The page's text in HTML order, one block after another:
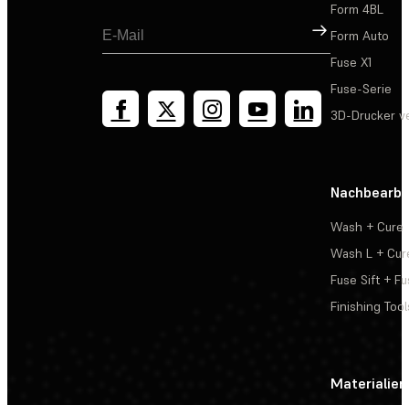
Registrieren
Form 4BL
Form Auto
Fuse X1
Fuse-Serie
3D-Drucker
Wash + Cure
Wash L +
Fuse Sift +
Finishing
Materialien